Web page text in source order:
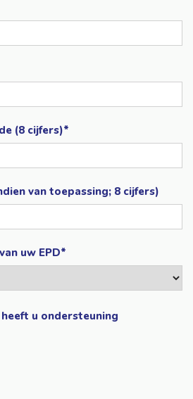
(8 cijfers)*
van toepassing; 8 cijfers)
uw EPD*
u ondersteuning